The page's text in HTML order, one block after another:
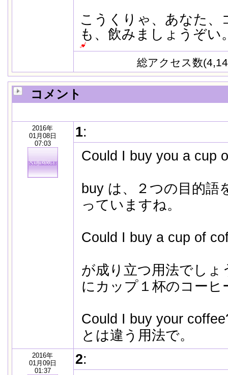
こうくりゃ、あなた、
も、飲みましょうぞい
総アクセス数
コメント
2016年
01月08日
07:03
1:
Could I buy you a cup
buy は、２つの目的語
っていますね。
Could I buy a cup of
が成り立つ用法でし
にカップ１杯のコーヒ
Could I buy your
とは違う用法で。
2016年
01月09日
01:37
2: